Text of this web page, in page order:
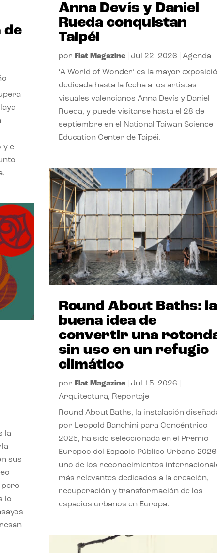
de
el
la
sus
pero
lo
Anna Devís y Daniel
Rueda conquistan
Taipéi
por Flat Magazine| Jul 22, 2026 Agenda
‘A World of Wonder’ es la mayor
dedicada hasta la fecha a los artistas
visuales valencianos Anna Devís y Daniel
Rueda, y puede visitarse hasta el 28 de
septiembre en el National Taiwan Science
Education Center de Taipéi.
Round About Baths: la
buena idea de
convertir una
sin uso en un refugio
climático
por Flat Magazine| Jul 15, 2026
Arquitectura, Reportaje
Round About Baths, la instalación
por Leopold Banchini para Concéntrico
2025, ha sido seleccionada en el Premio
Europeo del Espacio Público Urbano
uno de los reconocimientos
más relevantes dedicados a la creación,
recuperación y transformación de los
espacios urbanos en Europa.